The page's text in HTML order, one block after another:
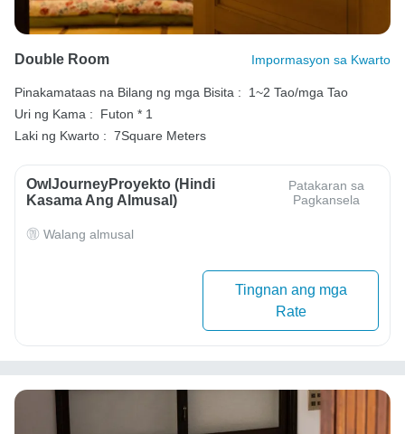
Double Room Impormasyon sa Kwarto
Pinakamataas na Bilang ng mga Bisita :
1~2 Tao/mga Tao
Uri ng Kama :
Futon * 1
Laki ng Kwarto : 7Square Meters
OwlJourneyProyekto (Hindi
Kasama Ang Almusal)
Patakaran sa
Pagkansela
Walang almusal
Tingnan ang mga
Rate